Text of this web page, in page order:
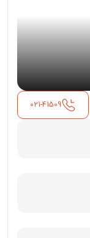
021-41509